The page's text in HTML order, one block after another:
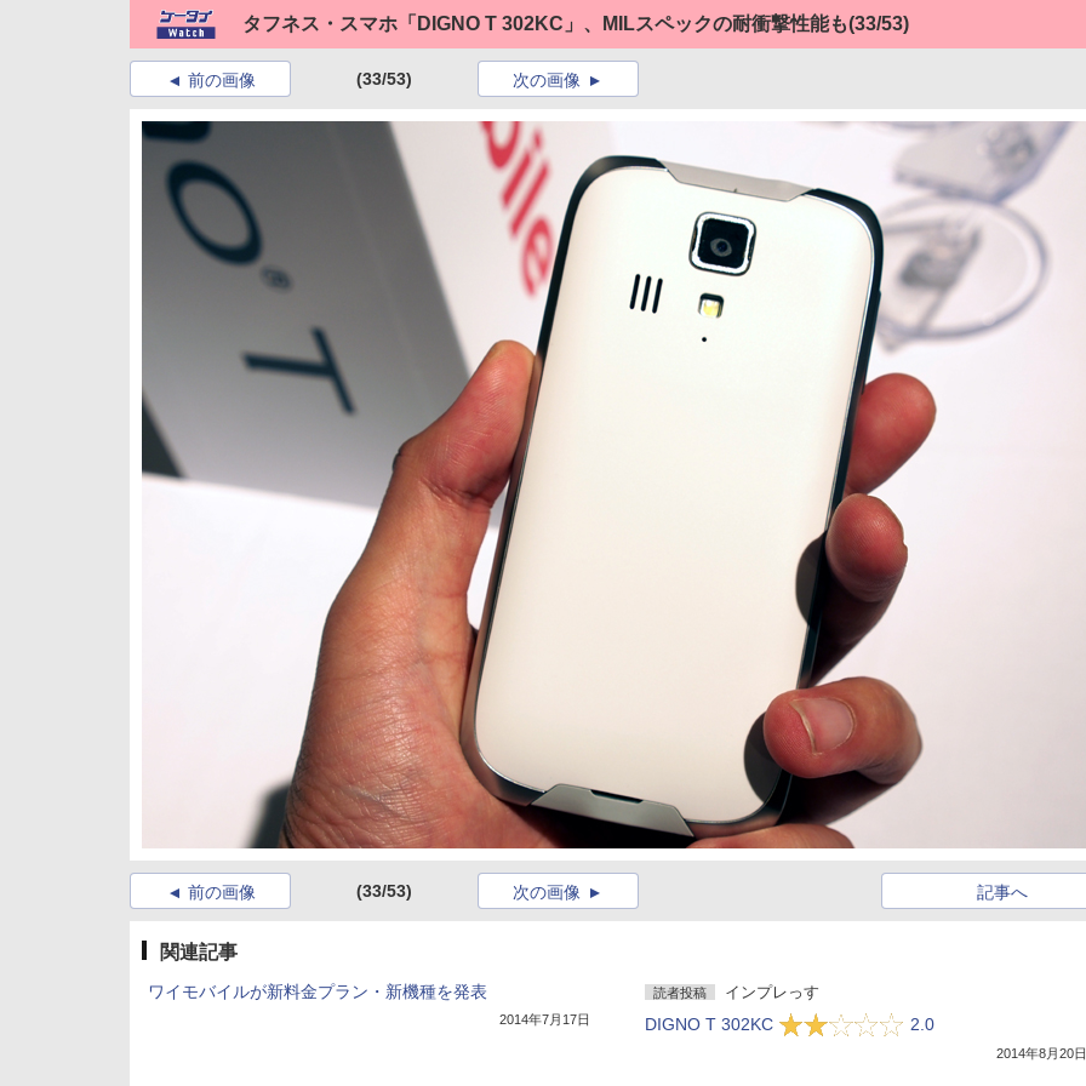
タフネス・スマホ「DIGNO T 302KC」、MILスペックの耐衝撃性能も(33/53)
前の画像 (33/53) 次の画像
前の画像 (33/53) 記事へ
次の画像
関連記事
ワイモバイルが新料金プラン・新機種を発表
2014年7月17日
読者投稿 インプレっす
DIGNO T 302KC 2.0
2014年8月20日